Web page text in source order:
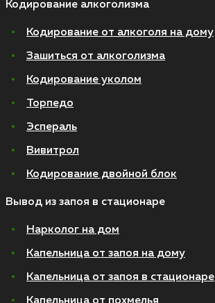
Кодирование алкоголизма
Кодирование от алкоголя на дому
Зашиться от алкоголизма
Кодирование уколом
Торпедо
Эспераль
Вивитрол
Кодирование двойной блок
Вывод из запоя в стационаре
Нарколог на дом
Капельница от запоя на дому
Капельница от запоя в стационаре